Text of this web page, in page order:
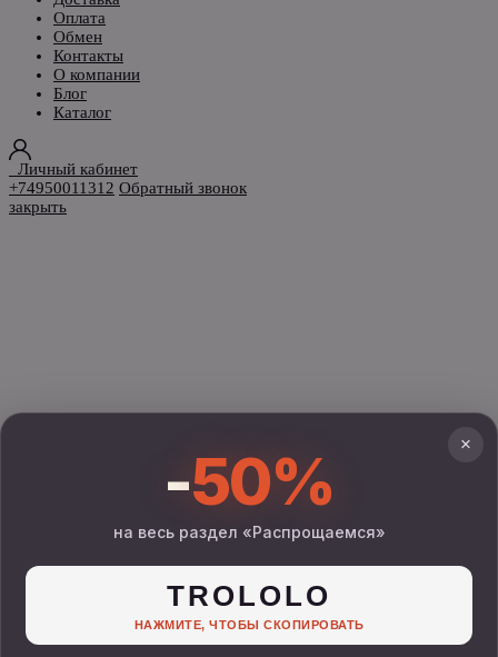
Оплата
Обмен
Контакты
О компании
Блог
Каталог
Личный кабинет
+74950011312 Обратный звонок
закрыть
×
-50%
на весь раздел «Распрощаемся»
TROLOLO
НАЖМИТЕ, ЧТОБЫ СКОПИРОВАТЬ